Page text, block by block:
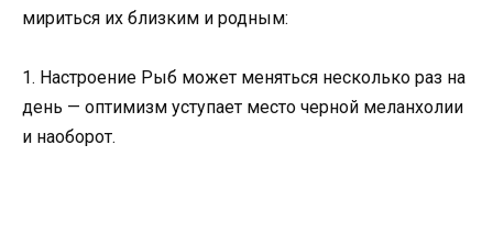
мириться их близким и родным:
1. Настроение Рыб может меняться несколько раз на
день — оптимизм уступает место черной меланхолии
и наоборот.